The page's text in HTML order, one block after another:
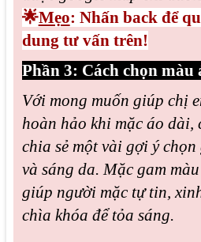
🌟Mẹo: Nhấn back để
dung tư vấn trên!
Phần 3: Cách chọn màu
Với mong muốn giúp chị
hoàn hảo khi mặc áo dài,
chia sẻ một vài gợi ý
và sáng da. Mặc gam
giúp người mặc tự tin,
chìa khóa để tỏa sáng.